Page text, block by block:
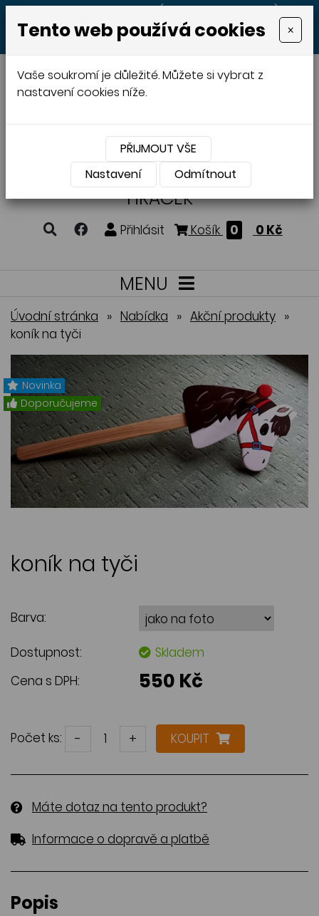
MENU
VÝROBA A PRODEJDŘEVĚNÝCH
HRAČEK
Přihlásit Košík 0 0 Kč
MENU
Úvodní stránka » Nabídka » Akční produkty »
koník na tyči
Novinka
Doporučujeme
koník na tyči
Barva:
Dostupnost:
Skladem
Cena s DPH:
550 Kč
Počet ks: - + KOUPIT
Máte dotaz na tento produkt?
Informace o dopravě a platbě
Popis
Tento web používá cookies ×
Vaše soukromí je důležité. Můžete si vybrat z
nastavení cookies níže.
PŘIJMOUT VŠE
Nastavení
Odmítnout